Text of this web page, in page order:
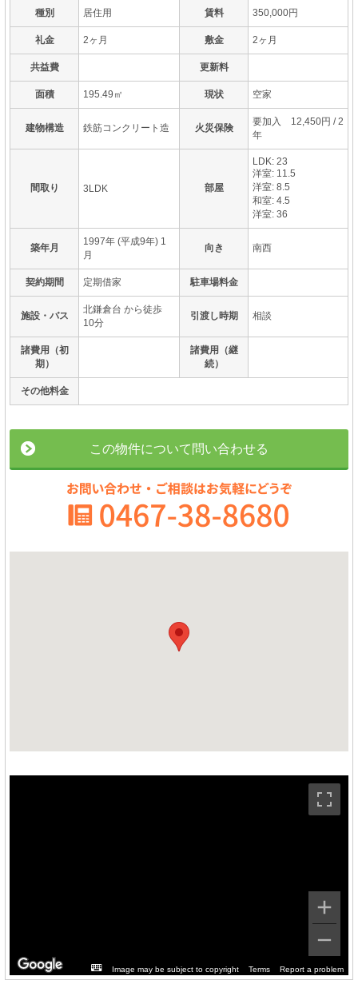
種別 居住用 賃料 350,000円
礼金 2ヶ月 敷金 2ヶ月
共益費 更新料
面積 195.49㎡ 現状 空家
建物構造 鉄筋コンクリート造 火災保険
要加入 12,450円 / 2
年
間取り 3LDK 部屋
LDK: 23
洋室: 11.5
洋室: 8.5
和室: 4.5
洋室: 36
築年月
1997年 (平成9年) 1
月
向き 南西
契約期間 定期借家 駐車場料金
施設・バス
北鎌倉台 から徒歩
10分
引渡し時期 相談
諸費用（初
期）
諸費用（継
続）
その他料金
この物件について問い合わせる
Image may be subject to copyright Terms Report a problem